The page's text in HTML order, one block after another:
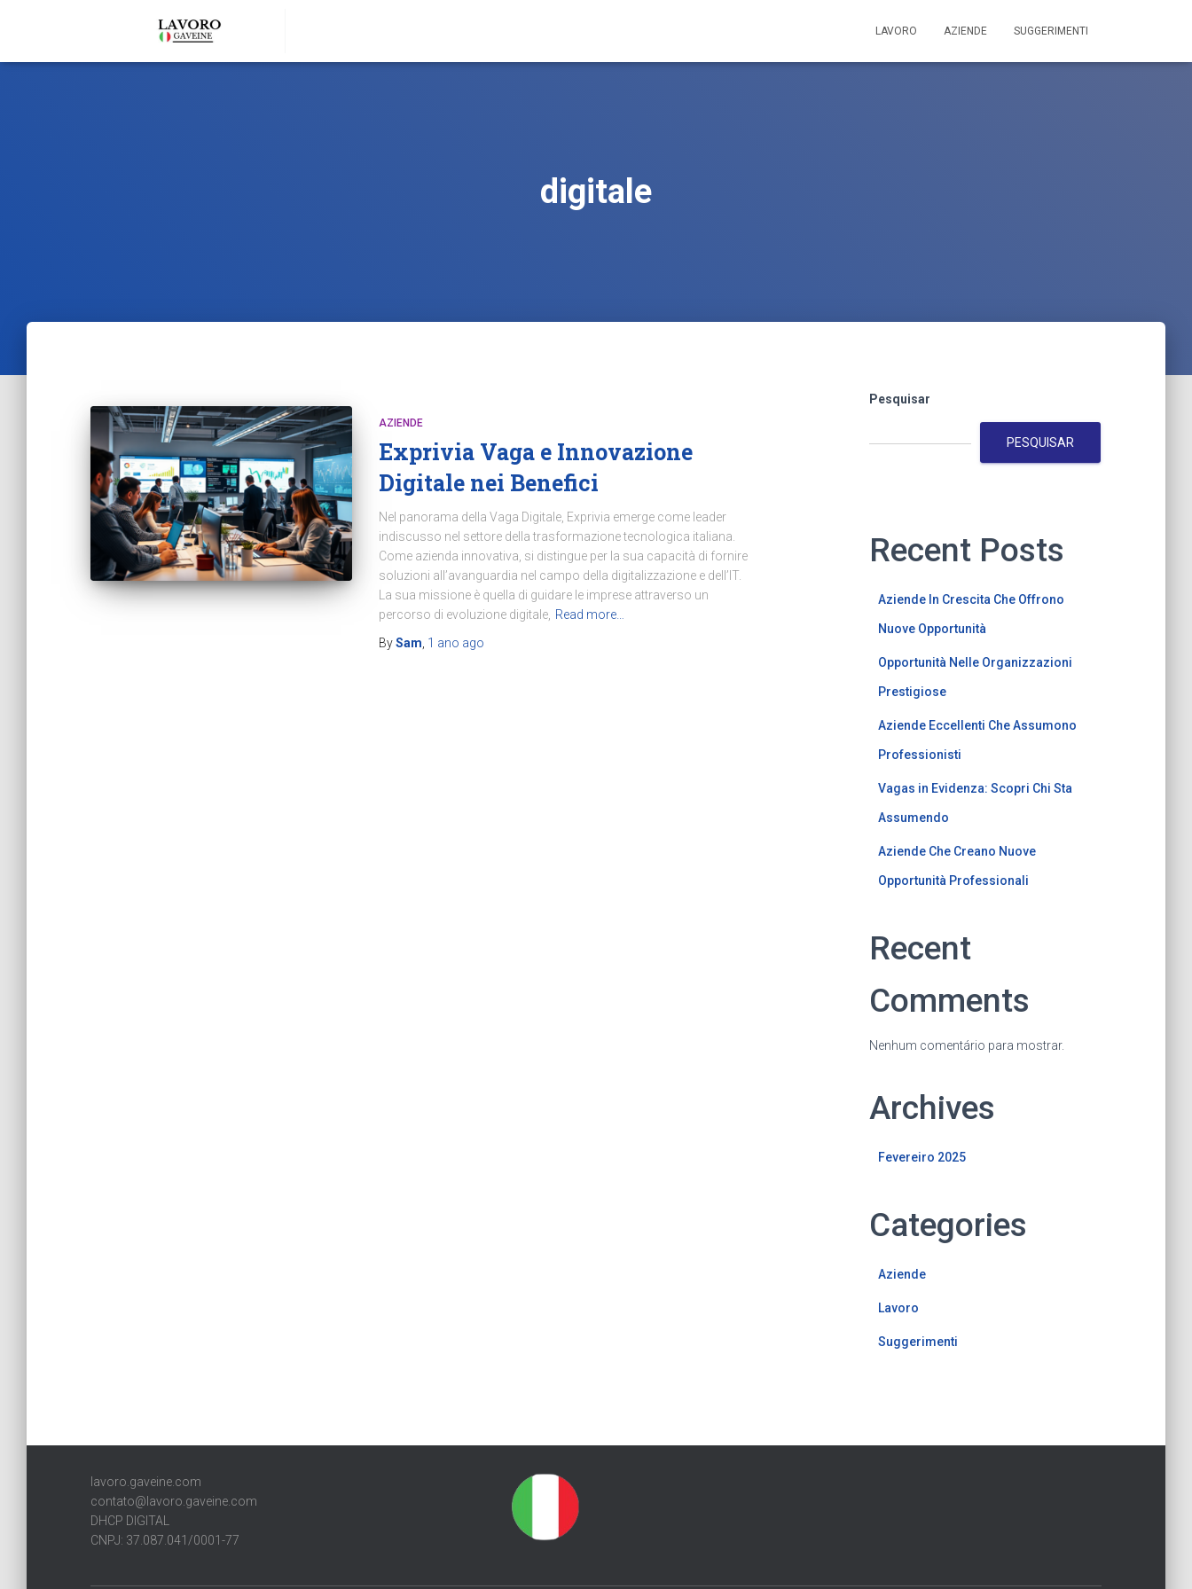
LAVORO AZIENDE SUGGERIMENTI
digitale
AZIENDE
Exprivia Vaga e Innovazione
Digitale nei Benefici
Nel panorama della Vaga Digitale, Exprivia emerge come leader
indiscusso nel settore della trasformazione tecnologica italiana.
Come azienda innovativa, si distingue per la sua capacità di fornire
soluzioni all’avanguardia nel campo della digitalizzazione e dell’IT.
La sua missione è quella di guidare le imprese attraverso un
percorso di evoluzione digitale, Read more…
BySam 1 ano ago
Pesquisar
PESQUISAR
Recent Posts
Aziende In Crescita Che Offrono
Nuove Opportunità
Opportunità Nelle Organizzazioni
Prestigiose
Aziende Eccellenti Che Assumono
Professionisti
Vagas in Evidenza: Scopri Chi Sta
Assumendo
Aziende Che Creano Nuove
Opportunità Professionali
Recent
Comments
Nenhum comentário para mostrar.
Archives
Fevereiro 2025
Categories
Aziende
Lavoro
Suggerimenti
lavoro.gaveine.com
contato@lavoro.gaveine.com
DHCP DIGITAL
CNPJ: 37.087.041/0001-77